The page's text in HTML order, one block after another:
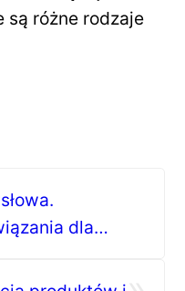
są różne rodzaje
dla